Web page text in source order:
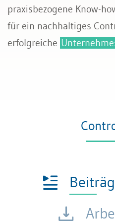
praxisbezogene Know-
für ein nachhaltiges
erfolgreiche